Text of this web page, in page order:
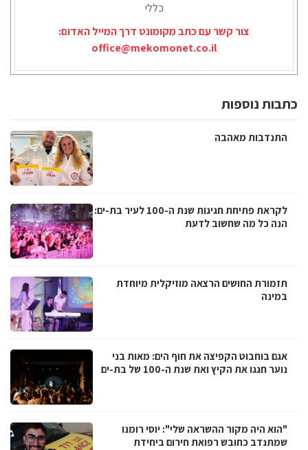
כללי
צור קשר עם כתב מקומונט דרך המייל האדום:
office@mekomonet.co.il
כתבות נוספות
התנדבות מאהבה
לקראת פתיחת חגיגות שנת ה-100 לעיר בת-ים:
הנה כל מה שחשוב לדעת
תזמורת החושים הרצאה מוזיקלית מיוחדת
במינה
אגם בוחבוט הקפיצה את חוף הים: מאות בני
נוער חגגו את הקיץ ואת שנת ה-100 של בת-ים
"הוא היה מקור ההשראה שלי": יוסי רומנו
שמתנדב כחובש רפואת חירום ביחידת